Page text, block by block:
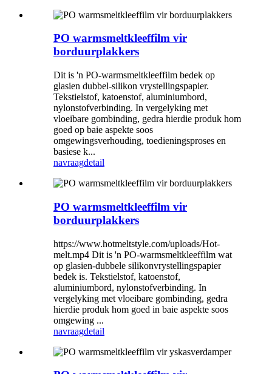
PO warmsmeltkleeffilm vir
borduurplakkers
Dit is 'n PO-warmsmeltkleeffilm bedek op
glasien dubbel-silikon vrystellingspapier.
Tekstielstof, katoenstof, aluminiumbord,
nylonstofverbinding. In vergelyking met
vloeibare gombinding, gedra hierdie produk hom
goed op baie aspekte soos
omgewingsverhouding, toedieningsproses en
basiese k...
navraagdetail
PO warmsmeltkleeffilm vir
borduurplakkers
https://www.hotmeltstyle.com/uploads/Hot-
melt.mp4 Dit is 'n PO-warmsmeltkleeffilm wat
op glasien-dubbele silikonvrystellingspapier
bedek is. Tekstielstof, katoenstof,
aluminiumbord, nylonstofverbinding. In
vergelyking met vloeibare gombinding, gedra
hierdie produk hom goed in baie aspekte soos
omgewing ...
navraagdetail